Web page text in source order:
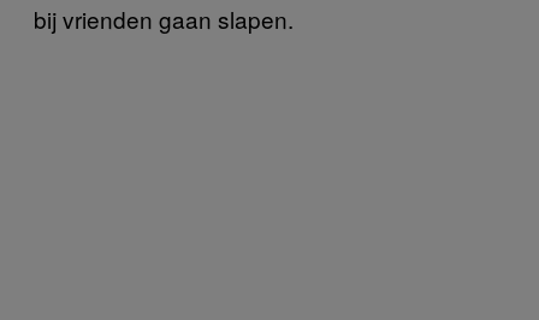
bij vrienden gaan slapen.